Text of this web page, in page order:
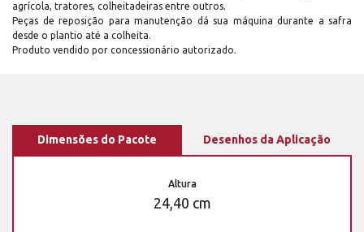
agrícola, tratores, colheitadeiras entre outros.
Peças de reposição para manutenção dá sua máquina durante a safra
desde o plantio até a colheita.
Produto vendido por concessionário autorizado.
Dimensões do Pacote Desenhos da Aplicação
Altura
24,40 cm